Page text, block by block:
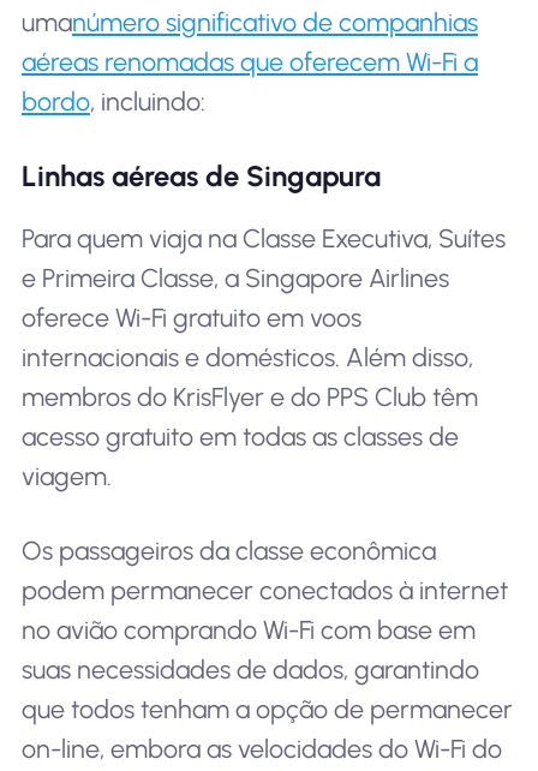
umanúmero significativo de companhias
aéreas renomadas que oferecem Wi-Fi a
bordo, incluindo:
Linhas aéreas de Singapura
Para quem viaja na Classe Executiva, Suítes
e Primeira Classe, a Singapore Airlines
oferece Wi-Fi gratuito em voos
internacionais e domésticos. Além disso,
membros do KrisFlyer e do PPS Club têm
acesso gratuito em todas as classes de
viagem.
Os passageiros da classe econômica
podem permanecer conectados à internet
no avião comprando Wi-Fi com base em
suas necessidades de dados, garantindo
que todos tenham a opção de permanecer
on-line, embora as velocidades do Wi-Fi do